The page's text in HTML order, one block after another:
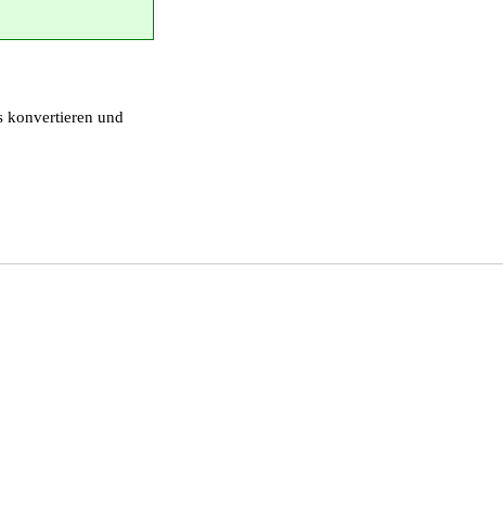
konvertieren und